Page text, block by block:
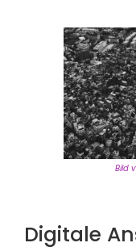
Bild
Digitale